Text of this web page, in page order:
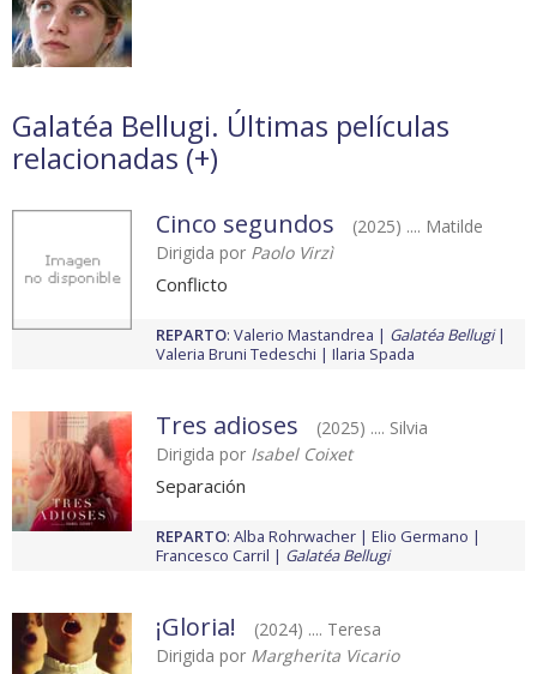
Galatéa Bellugi. Últimas películas
relacionadas (+)
Cinco segundos
(2025) .... Matilde
Dirigida por Paolo Virzì
Conflicto
REPARTO: Valerio Mastandrea
Galatéa Bellugi
Valeria Bruni Tedeschi
Ilaria Spada
Tres adioses
(2025) .... Silvia
Dirigida por Isabel Coixet
Separación
REPARTO: Alba Rohrwacher
Elio Germano
Francesco Carril
Galatéa Bellugi
¡Gloria!
(2024) .... Teresa
Dirigida por Margherita Vicario